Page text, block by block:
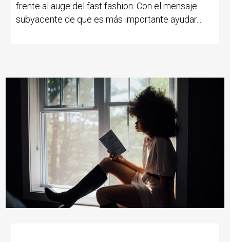
frente al auge del fast fashion. Con el mensaje
subyacente de que es más importante ayudar...